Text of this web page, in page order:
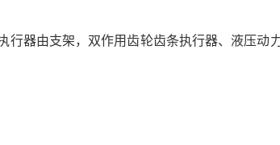
行器由支架，双作用齿轮齿条执行器、液压动